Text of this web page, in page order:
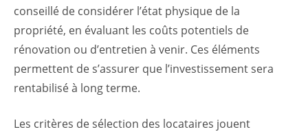
conseillé de considérer l’état physique de la
propriété, en évaluant les coûts potentiels de
rénovation ou d’entretien à venir. Ces éléments
permettent de s’assurer que l’investissement sera
rentabilisé à long terme.
Les critères de sélection des locataires jouent